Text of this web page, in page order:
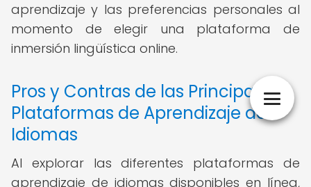
aprendizaje y las preferencias personales al
momento de elegir una plataforma de
inmersión lingüística online.
Pros y Contras de las Principales
Plataformas de Aprendizaje de
Idiomas
Al explorar las diferentes plataformas de
aprendizaje de idiomas disponibles en línea,